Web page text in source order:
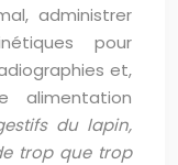
administrer
pour
et,
alimentation
du lapin,
trop que trop